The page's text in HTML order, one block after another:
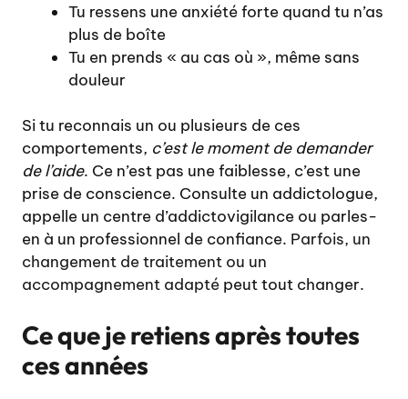
Tu ressens une anxiété forte quand tu n’as
plus de boîte
Tu en prends « au cas où », même sans
douleur
Si tu reconnais un ou plusieurs de ces
comportements, c’est le moment de demander
de l’aide. Ce n’est pas une faiblesse, c’est une
prise de conscience. Consulte un addictologue,
appelle un centre d’addictovigilance ou parles-
en à un professionnel de confiance. Parfois, un
changement de traitement ou un
accompagnement adapté peut tout changer.
Ce que je retiens après toutes
ces années